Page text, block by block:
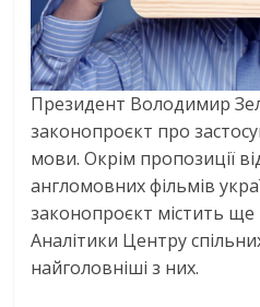
Президент Володимир
законопроєкт про
мови. Окрім пропозиції
англомовних фільмів
законопроєкт містить
Аналітики Центру
найголовніші з них.